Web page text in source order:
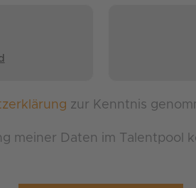
zur Kenntnis
meiner Daten im Talentpool